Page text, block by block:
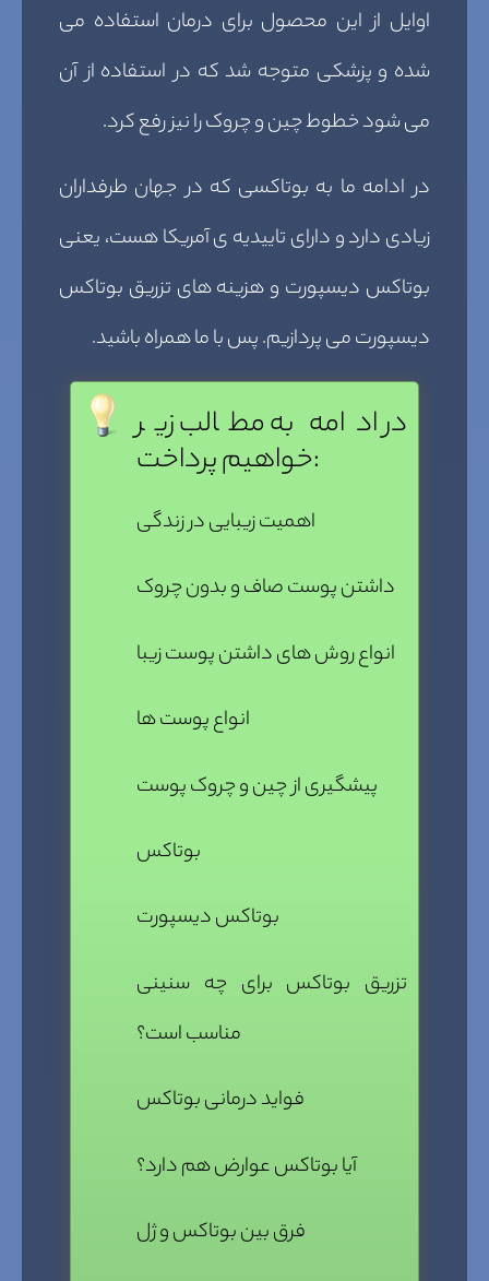
اوایل از این محصول برای درمان استفاده می
شده و پزشکی متوجه شد که در استفاده از آن
می شود خطوط چین و چروک را نیز رفع کرد.
در ادامه ما به بوتاکسی که در جهان طرفداران
زیادی دارد و دارای تاییدیه ی آمریکا هست، یعنی
بوتاکس دیسپورت و هزینه های تزریق بوتاکس
دیسپورت می پردازیم. پس با ما همراه باشید.
در ادامه به مطالب زیر
خواهیم پرداخت:
اهمیت زیبایی در زندگی
داشتن پوست صاف و بدون چروک
انواع روش های داشتن پوست زیبا
انواع پوست ها
پیشگیری از چین و چروک پوست
بوتاکس
بوتاکس دیسپورت
تزریق بوتاکس برای چه سنینی
مناسب است؟
فواید درمانی بوتاکس
آیا بوتاکس عوارض هم دارد؟
فرق بین بوتاکس و ژل